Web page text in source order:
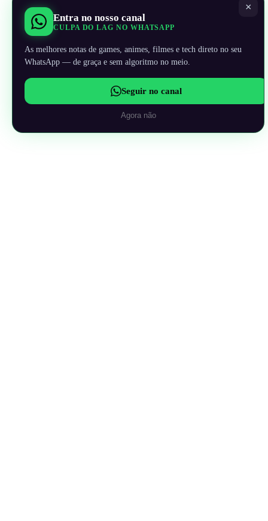
×
Entra no nosso canal
CULPA DO LAG NO WHATSAPP
As melhores notas de games, animes, filmes e tech direto no seu
WhatsApp — de graça e sem algoritmo no meio.
Seguir no canal
Agora não